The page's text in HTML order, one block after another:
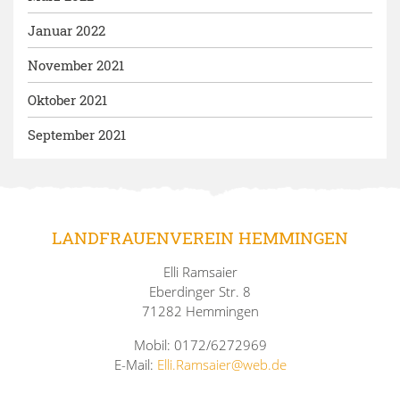
Januar 2022
November 2021
Oktober 2021
September 2021
LANDFRAUENVEREIN HEMMINGEN
Elli Ramsaier
Eberdinger Str. 8
71282 Hemmingen
Mobil: 0172/6272969
E-Mail: Elli.Ramsaier@web.de